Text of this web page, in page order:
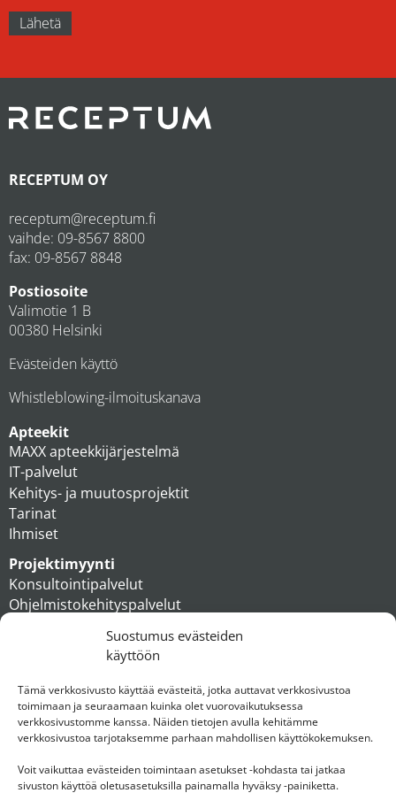
Suostumus evästeiden
käyttöön
Tämä verkkosivusto käyttää evästeitä, jotka auttavat verkkosivustoa
toimimaan ja seuraamaan kuinka olet vuorovaikutuksessa
verkkosivustomme kanssa. Näiden tietojen avulla kehitämme
verkkosivustoa tarjotaksemme parhaan mahdollisen käyttökokemuksen.
Voit vaikuttaa evästeiden toimintaan asetukset -kohdasta tai jatkaa
sivuston käyttöä oletusasetuksilla painamalla hyväksy -painiketta.
RECEPTUM OY
receptum@receptum.fi
vaihde: 09-8567 8800
fax: 09-8567 8848
Postiosoite
Valimotie 1 B
00380 Helsinki
Evästeiden käyttö
Whistleblowing-ilmoituskanava
Apteekit
MAXX apteekkijärjestelmä
IT-palvelut
Kehitys- ja muutosprojektit
Tarinat
Ihmiset
Projektimyynti
Konsultointipalvelut
Ohjelmistokehityspalvelut
Ihmiset
Konserni
Ota yhteyttä